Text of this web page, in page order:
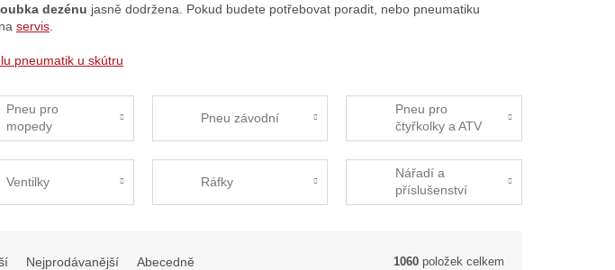
dezénu jasně dodržena. Pokud budete potřebovat poradit, nebo pneumatiku
servis
pneumatik u skútru
Pneu pro
mopedy
Pneu závodní
Pneu pro
čtyřkolky a ATV
Ventilky Ráfky
Nářadí a
příslušenství
Nejprodávanější Abecedně 1060 položek celkem